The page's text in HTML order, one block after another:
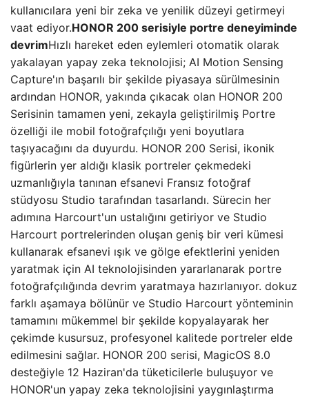
kullanıcılara yeni bir zeka ve yenilik düzeyi getirmeyi
vaat ediyor.HONOR 200 serisiyle portre deneyiminde
devrimHızlı hareket eden eylemleri otomatik olarak
yakalayan yapay zeka teknolojisi; AI Motion Sensing
Capture'ın başarılı bir şekilde piyasaya sürülmesinin
ardından HONOR, yakında çıkacak olan HONOR 200
Serisinin tamamen yeni, zekayla geliştirilmiş Portre
özelliği ile mobil fotoğrafçılığı yeni boyutlara
taşıyacağını da duyurdu. HONOR 200 Serisi, ikonik
figürlerin yer aldığı klasik portreler çekmedeki
uzmanlığıyla tanınan efsanevi Fransız fotoğraf
stüdyosu Studio tarafından tasarlandı. Sürecin her
adımına Harcourt'un ustalığını getiriyor ve Studio
Harcourt portrelerinden oluşan geniş bir veri kümesi
kullanarak efsanevi ışık ve gölge efektlerini yeniden
yaratmak için AI teknolojisinden yararlanarak portre
fotoğrafçılığında devrim yaratmaya hazırlanıyor. dokuz
farklı aşamaya bölünür ve Studio Harcourt yönteminin
tamamını mükemmel bir şekilde kopyalayarak her
çekimde kusursuz, profesyonel kalitede portreler elde
edilmesini sağlar. HONOR 200 serisi, MagicOS 8.0
desteğiyle 12 Haziran'da tüketicilerle buluşuyor ve
HONOR'un yapay zeka teknolojisini yaygınlaştırma